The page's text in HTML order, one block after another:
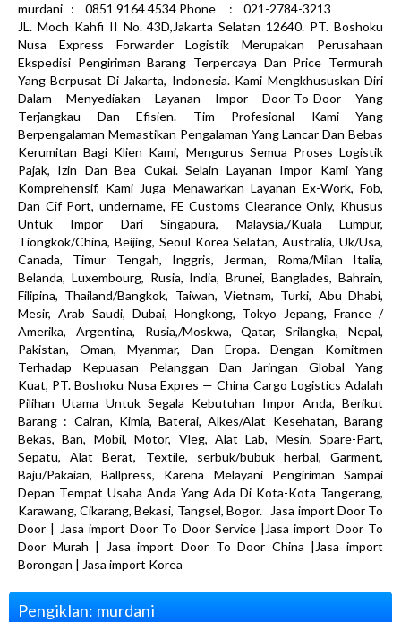
murdani : 0851 9164 4534 Phone : 021-2784-3213
JL. Moch Kahfi II No. 43D,Jakarta Selatan 12640. PT. Boshoku
Nusa Express Forwarder Logistik Merupakan Perusahaan
Ekspedisi Pengiriman Barang Terpercaya Dan Price Termurah
Yang Berpusat Di Jakarta, Indonesia. Kami Mengkhususkan Diri
Dalam Menyediakan Layanan Impor Door-To-Door Yang
Terjangkau Dan Efisien. Tim Profesional Kami Yang
Berpengalaman Memastikan Pengalaman Yang Lancar Dan Bebas
Kerumitan Bagi Klien Kami, Mengurus Semua Proses Logistik
Pajak, Izin Dan Bea Cukai. Selain Layanan Impor Kami Yang
Komprehensif, Kami Juga Menawarkan Layanan Ex-Work, Fob,
Dan Cif Port, undername, FE Customs Clearance Only, Khusus
Untuk Impor Dari Singapura, Malaysia,/Kuala Lumpur,
Tiongkok/China, Beijing, Seoul Korea Selatan, Australia, Uk/Usa,
Canada, Timur Tengah, Inggris, Jerman, Roma/Milan Italia,
Belanda, Luxembourg, Rusia, India, Brunei, Banglades, Bahrain,
Filipina, Thailand/Bangkok, Taiwan, Vietnam, Turki, Abu Dhabi,
Mesir, Arab Saudi, Dubai, Hongkong, Tokyo Jepang, France /
Amerika, Argentina, Rusia,/Moskwa, Qatar, Srilangka, Nepal,
Pakistan, Oman, Myanmar, Dan Eropa. Dengan Komitmen
Terhadap Kepuasan Pelanggan Dan Jaringan Global Yang
Kuat, PT. Boshoku Nusa Expres — China Cargo Logistics Adalah
Pilihan Utama Untuk Segala Kebutuhan Impor Anda, Berikut
Barang : Cairan, Kimia, Baterai, Alkes/Alat Kesehatan, Barang
Bekas, Ban, Mobil, Motor, Vleg, Alat Lab, Mesin, Spare-Part,
Sepatu, Alat Berat, Textile, serbuk/bubuk herbal, Garment,
Baju/Pakaian, Ballpress, Karena Melayani Pengiriman Sampai
Depan Tempat Usaha Anda Yang Ada Di Kota-Kota Tangerang,
Karawang, Cikarang, Bekasi, Tangsel, Bogor. Jasa import Door To
Door | Jasa import Door To Door Service |Jasa import Door To
Door Murah | Jasa import Door To Door China |Jasa import
Borongan | Jasa import Korea
Pengiklan: murdani